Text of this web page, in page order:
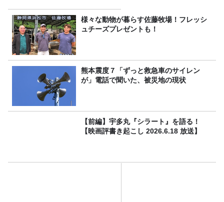
様々な動物が暮らす佐藤牧場！フレッシ
ュチーズプレゼントも！
熊本震度７「ずっと救急車のサイレン
が」電話で聞いた、被災地の現状
【前編】宇多丸『シラート』を語る！
【映画評書き起こし 2026.6.18 放送】